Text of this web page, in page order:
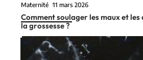
Maternité 11 mars 2026
Comment soulager les maux et
la grossesse ?